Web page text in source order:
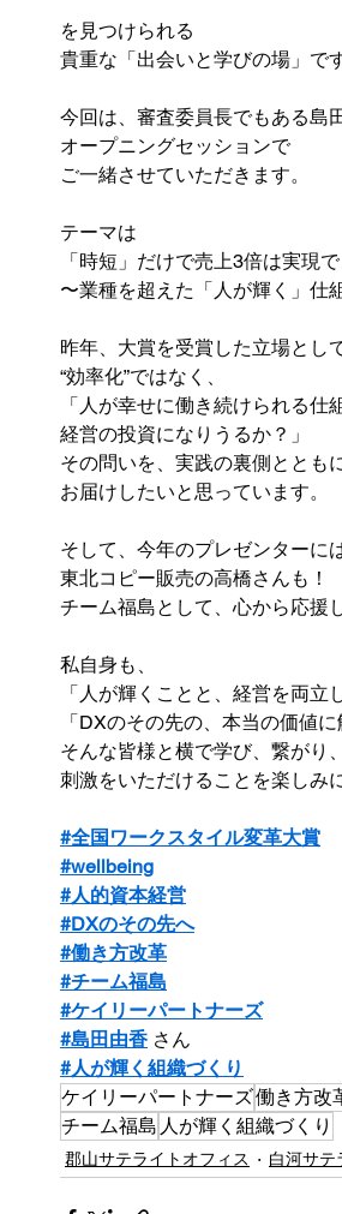
を見つけられる
貴重な「出会いと学びの場」です
今回は、審査委員長でもある島
オープニングセッションで
ご一緒させていただきます。
テーマは
「時短」だけで売上3倍は実現で
〜業種を超えた「人が輝く」仕
昨年、大賞を受賞した立場として
“効率化”ではなく、
「人が幸せに働き続けられる仕
経営の投資になりうるか？」
その問いを、実践の裏側ととも
お届けしたいと思っています。
そして、今年のプレゼンターには
東北コピー販売の高橋さんも！
チーム福島として、心から応援
私自身も、
「人が輝くことと、経営を両立
「DXのその先の、本当の価値に
そんな皆様と横で学び、繋がり、
刺激をいただけることを楽しみ
#全国ワークスタイル変革大賞
#wellbeing
#人的資本経営
#DXのその先へ
#働き方改革
#チーム福島
#ケイリーパートナーズ
#島田由香 さん
#人が輝く組織づくり
ケイリーパートナーズ働き方改
チーム福島 人が輝く組織づくり
郡山サテライトオフィス 白河サテ